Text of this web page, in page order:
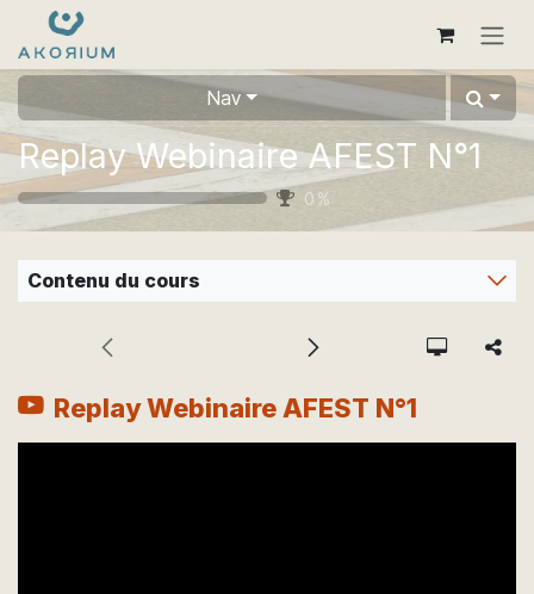
Se rendre au contenu
Nav
Replay Webinaire AFEST N°1
0 %
Contenu du cours
Replay Webinaire AFEST N°1